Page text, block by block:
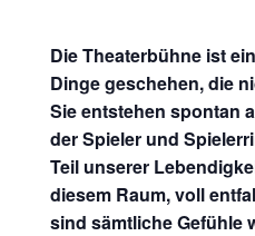
Die Theaterbühne ist
Dinge geschehen, die
Sie entstehen spontan
der Spieler und
Teil unserer
diesem Raum, voll
sind sämtliche Gefühle